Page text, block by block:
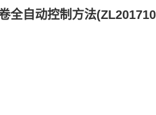
全自动控制方法